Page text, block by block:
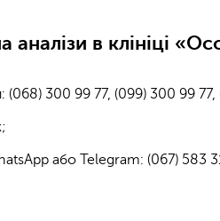
аналізи в клініці
(068) 300 99 77, (099) 300 99
або Telegram: (067) 583